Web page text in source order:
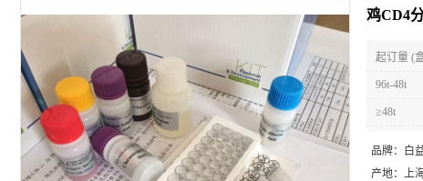
鸡CD4
起订量 (
96t-48t
≥48t
品牌：
白
产地： 上